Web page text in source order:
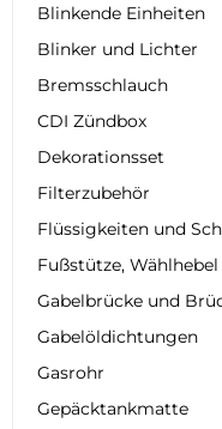
Blinkende Einheiten
Blinker und Lichter
Bremsschlauch
CDI Zündbox
Dekorationsset
Filterzubehör
Flüssigkeiten und
Fußstütze,
Gabelbrücke und
Gabelöldichtungen
Gasrohr
Gepäcktankmatte